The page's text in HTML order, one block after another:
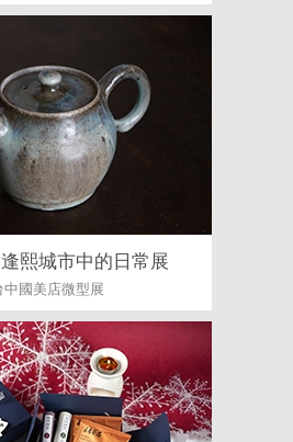
熙城市中的日常展
中國美店微型展